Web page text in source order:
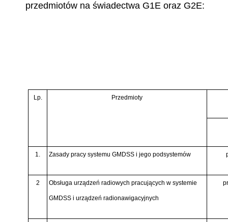
przedmiotów na świadectwa G1E oraz G2E:
Lp. Przedmioty
1. Zasady pracy systemu GMDSS i jego podsystemów
2 Obsługa urządzeń radiowych pracujących w systemie
GMDSS i urządzeń radionawigacyjnych